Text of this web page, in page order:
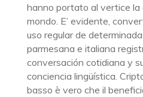
hanno portato al vertice la
mondo. E’ evidente,
uso regular de
parmesana e italiana
conversación cotidiana y
conciencia lingüística.
basso è vero che il